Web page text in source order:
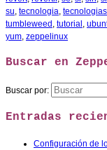
su, tecnologia,
tumbleweed , tutorial ,
yum, zeppelinux
Buscar en
Buscar por:
Entradas
Configuración de